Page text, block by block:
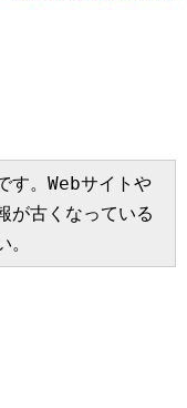
す。Webサイトや
が古くなっている